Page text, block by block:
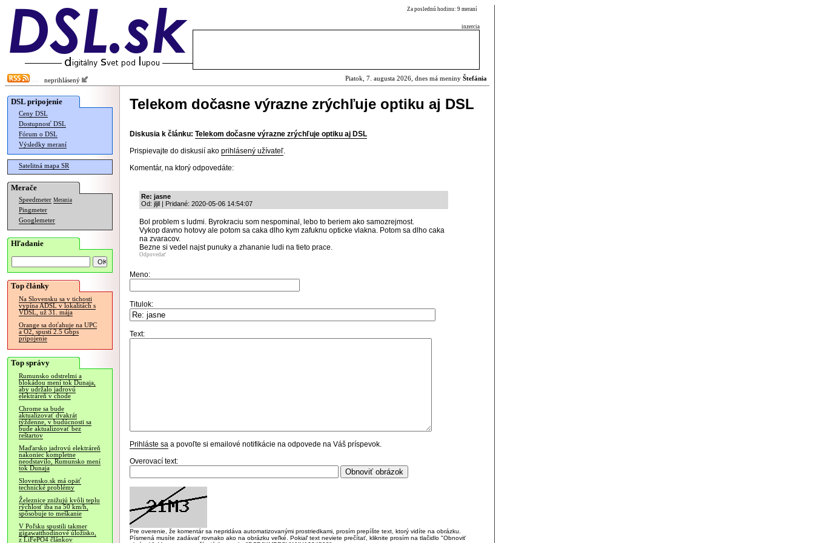
Za poslednú hodinu: 9 meraní
inzercia
neprihlásený Piatok, 7. augusta 2026, dnes má meniny Štefánia
DSL pripojenie
Ceny DSL
Dostupnosť DSL
Fórum o DSL
Výsledky meraní
Satelitná mapa SR
Merače
Speedmeter Merania
Pingmeter
Googlemeter
Hľadanie
Top články
Na Slovensku sa v tichosti
vypína ADSL v lokalitách s
VDSL, už 31. mája
Orange sa doťahuje na UPC
a O2, spustí 2.5 Gbps
pripojenie
Top správy
Rumunsko odstrelmi a
blokádou mení tok Dunaja,
aby udržalo jadrovú
elektráreň v chode
Chrome sa bude
aktualizovať dvakrát
týždenne, v budúcnosti sa
bude aktualizovať bez
reštartov
Maďarsko jadrovú elektráreň
nakoniec kompletne
neodstavilo, Rumunsko mení
tok Dunaja
Slovensko.sk má opäť
technické problémy
Železnice znižujú kvôli teplu
rýchlosť iba na 50 km/h,
spôsobuje to meškanie
V Poľsku spustili takmer
gigawatthodinové úložisko,
z LiFePO4 článkov
Telekom dočasne výrazne zrýchľuje optiku aj DSL
Diskusia k článku: Telekom dočasne výrazne zrýchľuje optiku aj DSL
Prispievajte do diskusií ako prihlásený užívateľ.
Komentár, na ktorý odpovedáte:
Re: jasne
Od: jljll | Pridané: 2020-05-06 14:54:07
Bol problem s ludmi. Byrokraciu som nespominal, lebo to beriem ako samozrejmost.
Vykop davno hotovy ale potom sa caka dlho kym zafuknu opticke vlakna. Potom sa dlho caka
na zvaracov.
Bezne si vedel najst punuky a zhananie ludi na tieto prace.
Odpovedať
Meno:
Titulok:
Text:
Prihláste sa a povoľte si emailové notifikácie na odpovede na Váš príspevok.
Overovací text:
Pre overenie, že komentár sa nepridáva automatizovanými prostriedkami, prosím prepíšte text, ktorý vidíte na obrázku.
Písmená musíte zadávať rovnako ako na obrázku veľké. Pokiaľ text neviete prečítať, kliknite prosím na tlačidlo "Obnoviť